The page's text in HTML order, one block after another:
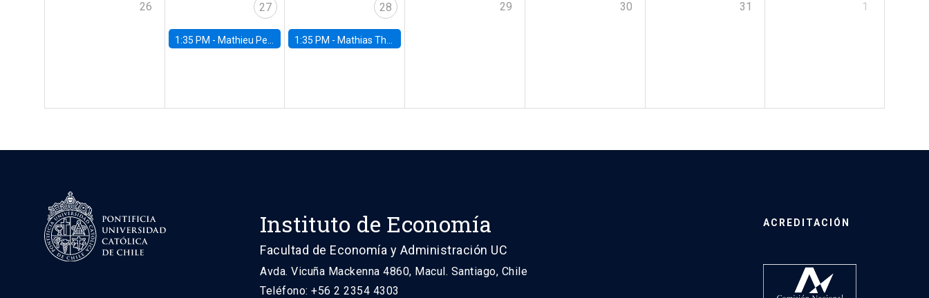
26 27
1:35 PM - Mathieu Pedemonte, IDB
28
1:35 PM - Mathias Thoenig, University of Lausanne
29 30 31 1
Instituto de Economía
Facultad de Economía y Administración UC
Avda. Vicuña Mackenna 4860, Macul. Santiago, Chile
Teléfono: +56 2 2354 4303
ACREDITACIÓN